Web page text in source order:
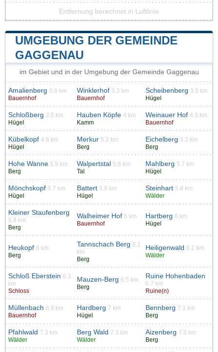
Entfernung berechnet in Luftlinie
UMGEBUNG DER GEMEINDE
GAGGENAU
im Gebiet und in der Umgebung der Gemeinde Gaggenau
Amalienberg 0.9 km
Bauernhof
Winklerhof 3.3 km
Bauernhof
Scheibenberg 3.5 km
Hügel
Schloßberg 3.5 km
Hügel
Hauben Köpfe 4 km
Kamm
Weinauer Hof 4.3 km
Bauernhof
Kübelkopf 4.8 km
Hügel
Merkur 5.2 km
Berg
Eichelberg 5.2 km
Berg
Hohe Wanne 5.5 km
Berg
Walpertstal
5.6 km
Tal
Mahlberg 5.7 km
Hügel
Mönchskopf 5.7 km
Hügel
Battert 5.8 km
Hügel
Steinhart 5.8 km
Wälder
Kleiner Staufenberg
5.8 km
Berg
Walheimer Hof 6 km
Bauernhof
Hartberg 6 km
Hügel
Heukopf 6 km
Berg
Tannschach Berg 6.1
km
Berg
Heiligenwald 6.1 km
Wälder
Schloß Eberstein 6.3
km
Schloss
Mauzen-Berg 6.5 km
Berg
Ruine Hohenbaden
6.7 km
Ruine(n)
Müllenbach 6.9 km
Bauernhof
Hardberg 7 km
Hügel
Bennberg 7.1 km
Berg
Pfahlwald 7.3 km
Wälder
Berg Wald 7.3 km
Wälder
Aizenberg 7.5 km
Berg